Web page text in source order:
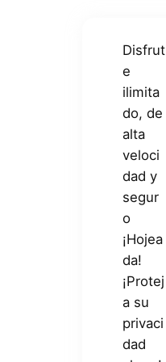
Disfrut
e
ilimita
do, de
alta
veloci
dad y
segur
o
¡Hojea
da!
¡Protej
a su
privaci
dad